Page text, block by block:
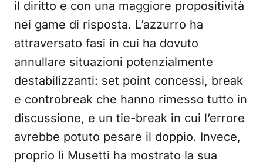
il diritto e con una maggiore propositività
nei game di risposta. L’azzurro ha
attraversato fasi in cui ha dovuto
annullare situazioni potenzialmente
destabilizzanti: set point concessi, break
e controbreak che hanno rimesso tutto in
discussione, e un tie-break in cui l’errore
avrebbe potuto pesare il doppio. Invece,
proprio lì Musetti ha mostrato la sua